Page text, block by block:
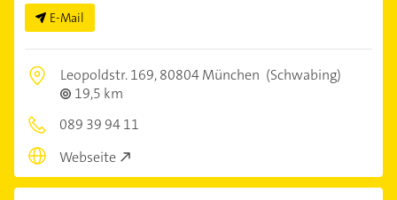
E-Mail
Leopoldstr. 169,80804 München (Schwabing)
19,5 km
089 39 94 11
Webseite